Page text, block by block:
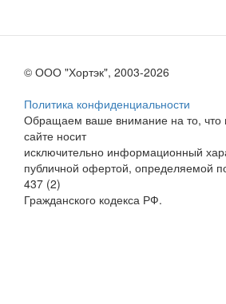
© ООО "Хортэк", 2003-2026
Политика конфиденциальности
Обращаем ваше внимание на то,
сайте носит
исключительно информационный
публичной офертой, определяемой
437 (2)
Гражданского кодекса РФ.